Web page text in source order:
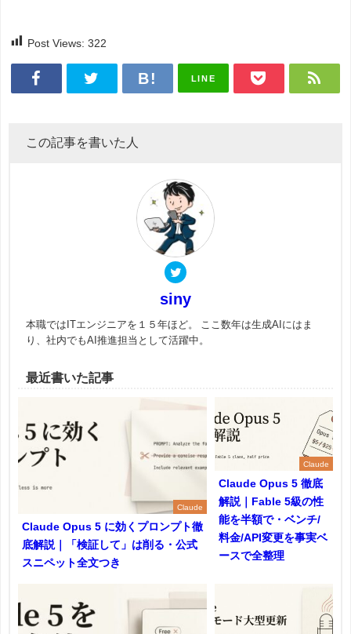
Post Views: 322
LINE
この記事を書いた人
siny
本職ではITエンジニアを１５年ほど。 ここ数年は生成AIにはま
り、社内でもAI推進担当として活躍中。
最近書いた記事
Claude
Claude Opus 5 に効くプロンプト徹
底解説｜「検証して」は削る・公式
スニペット全文つき
Claude
Claude Opus 5 徹底
解説｜Fable 5級の性
能を半額で・ベンチ/
料金/API変更を事実ベ
ースで全整理